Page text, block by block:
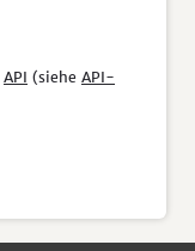
API (siehe API-